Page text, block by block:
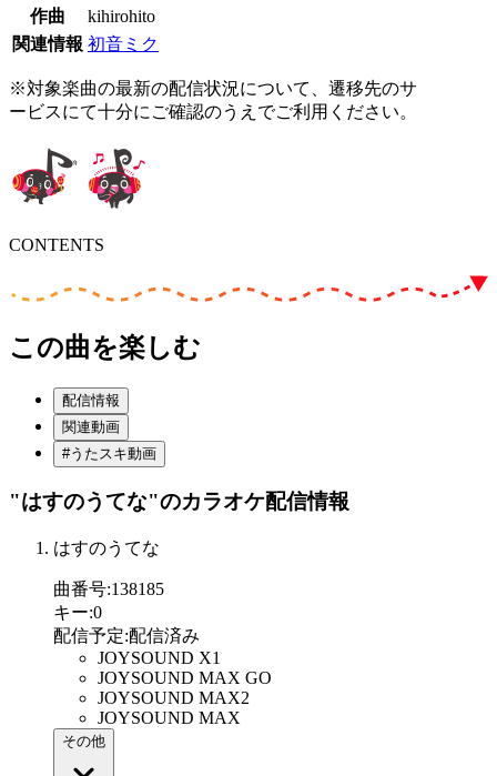
作曲
kihirohito
関連情報 初音ミク
※対象楽曲の最新の配信状況について、遷移先のサ
ービスにて十分にご確認のうえでご利用ください。
CONTENTS
この曲を楽しむ
配信情報
関連動画
#うたスキ動画
"はすのうてな"のカラオケ配信情報
はすのうてな
曲番号:138185
キー:0
配信予定:配信済み
JOYSOUND X1
JOYSOUND MAX GO
JOYSOUND MAX2
JOYSOUND MAX
その他